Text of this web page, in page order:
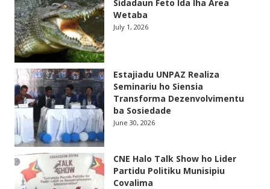
Sidadaun Feto Ida Iha Area
Wetaba
July 1, 2026
Estajiadu UNPAZ Realiza
Seminariu ho Siensia
Transforma Dezenvolvimentu
ba Sosiedade
June 30, 2026
CNE Halo Talk Show ho Lider
Partidu Politiku Munisipiu
Covalima